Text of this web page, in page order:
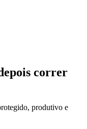
correr
produtivo e